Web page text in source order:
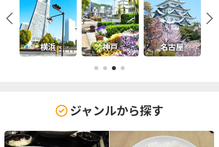
名古屋 京都 広島
1 2 3 4
ジャンルから探す